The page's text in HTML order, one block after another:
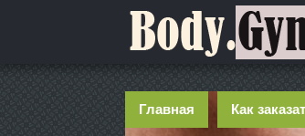
Главная Как